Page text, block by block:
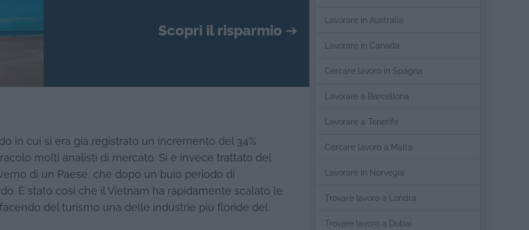
Scopri il risparmio ➔
in cui si era già registrato un incremento del 34%
molti analisti di mercato. Si è invece trattato del
di un Paese, che dopo un buio periodo di
È stato così che il Vietnam ha rapidamente scalato le
del turismo una delle industrie più floride del
Lavorare in Australia
Lavorare in Canada
Cercare lavoro in Spagna
Lavorare a Barcellona
Lavorare a Tenerife
Cercare lavoro a Malta
Lavorare in Norvegia
Trovare lavoro a Londra
Trovare lavoro a Dubai